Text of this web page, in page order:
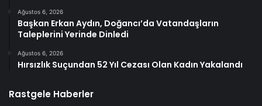
Ağustos 6, 2026
Başkan Erkan Aydın, Doğancı’da Vatandaşların
Taleplerini Yerinde Dinledi
Ağustos 6, 2026
Hırsızlık Suçundan 52 Yıl Cezası Olan Kadın Yakalandı
Rastgele Haberler